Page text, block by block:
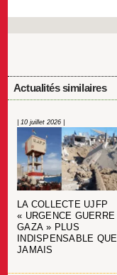
Actualités similaires
| 10 juillet 2026 |
LA COLLECTE UJFP
« URGENCE GUERRE
GAZA » PLUS
INDISPENSABLE QUE
JAMAIS